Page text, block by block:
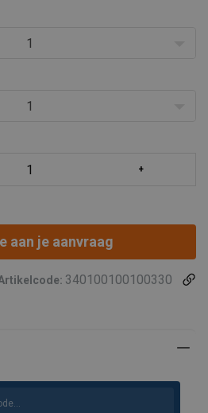
1
1
aan je aanvraag
340100100100330